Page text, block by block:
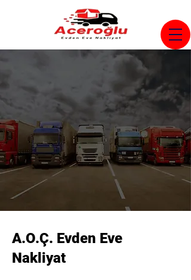
A.O.Ç. Evden Eve
Nakliyat